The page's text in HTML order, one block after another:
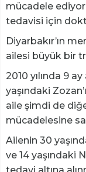
mücadele ediyor.
tedavisi için
Diyarbakır’ın
ailesi büyük bir
2010 yılında 9
yaşındaki
aile şimdi de
mücadelesine
Ailenin 30
ve 14 yaşındaki